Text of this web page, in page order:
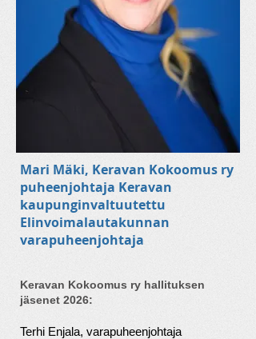
Mari Mäki, Keravan Kokoomus ry
puheenjohtaja Keravan
kaupunginvaltuutettu
Elinvoimalautakunnan
varapuheenjohtaja
Keravan Kokoomus ry hallituksen
jäsenet 2026:
Terhi Enjala, varapuheenjohtaja